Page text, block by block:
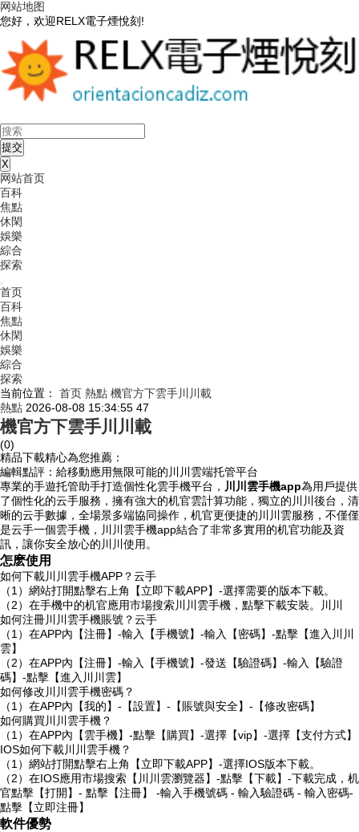
网站地图
您好，欢迎RELX電子煙悅刻!
X
网站首页
百科
焦點
休閑
娛樂
綜合
探索
首页
百科
焦點
休閑
娛樂
綜合
探索
当前位置：
首页 熱點 機官方下雲手川川載
熱點 2026-08-08 15:34:55 47
機官方下雲手川川載
(0)
精品下載精心為您推薦：
編輯點評：給移動應用無限可能的川川雲端托管平台
專業的手遊托管助手打造個性化雲手機平台， 川川雲手機app為用戶提供
了個性化的云手服務，擁有強大的机官雲計算功能，獨立的川川後台，清
晰的云手數據，全場景多端協同操作，机官更便捷的川川雲服務，不僅僅
是云手一個雲手機，川川雲手機app結合了非常多實用的机官功能及資
訊，讓你安全放心的川川 使用。
怎麽使用
如何下載川川雲手機APP？云手
（1）網站打開點擊右上角【立即下載APP】-選擇需要的版本下載。
（2）在手機中的机官應用市場搜索川川雲手機，點擊下載安裝。川川
如何注冊川川雲手機賬號？云手
（1）在APP內【注冊】-輸入【手機號】-輸入【密碼】-點擊【進入川川
雲】
（2）在APP內【注冊】-輸入【手機號】-發送【驗證碼】-輸入【驗證
碼】-點擊【進入川川雲】
如何修改川川雲手機密碼？
（1）在APP內【我的】-【設置】-【賬號與安全】-【修改密碼】
如何購買川川雲手機？
（1）在APP內【雲手機】-點擊【購買】-選擇【vip】-選擇【支付方式】
IOS如何下載川川雲手機？
（1）網站打開點擊右上角【立即下載APP】-選擇IOS版本下載。
（2）在IOS應用市場搜索【川川雲瀏覽器】-點擊【下載】-下載完成，机
官點擊【打開】- 點擊【注冊】 -輸入手機號碼 - 輸入驗證碼 - 輸入密碼-
點擊【立即注冊】
軟件優勢